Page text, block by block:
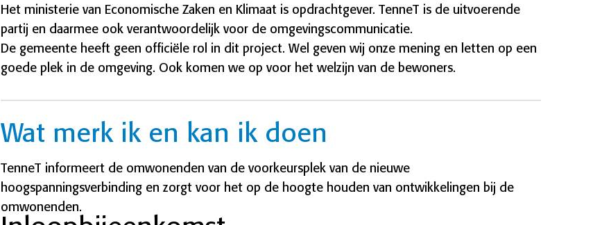
Het ministerie van Economische Zaken en Klimaat is opdrachtgever. TenneT is de uitvoerende
partij en daarmee ook verantwoordelijk voor de omgevingscommunicatie.
De gemeente heeft geen officiële rol in dit project. Wel geven wij onze mening en letten op een
goede plek in de omgeving. Ook komen we op voor het welzijn van de bewoners.
Wat merk ik en kan ik doen
TenneT informeert de omwonenden van de voorkeursplek van de nieuwe
hoogspanningsverbinding en zorgt voor het op de hoogte houden van ontwikkelingen bij de
omwonenden.